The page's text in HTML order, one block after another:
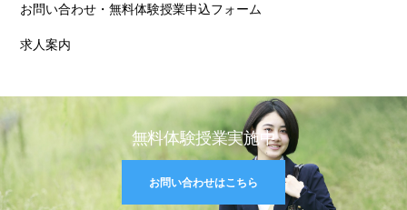
お問い合わせ・無料体験授業申込フォーム
求人案内
無料体験授業実施中
お問い合わせはこちら